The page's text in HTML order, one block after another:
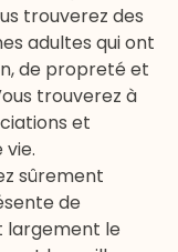
trouverez des
adultes qui ont
de propreté et
trouverez à
et
sûrement
de
largement le